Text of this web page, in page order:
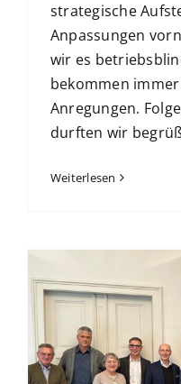
strategische
Anpassungen
wir es
bekommen
Anregungen.
durften wir
Weiterlesen